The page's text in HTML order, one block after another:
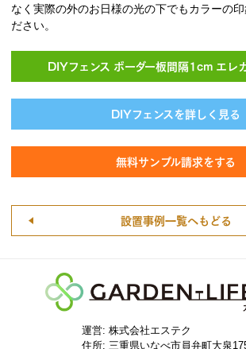
なく実際の外のお日様の光の下でもカラーの
ださい。
DIYフェンス ボーダー板間隔1cm エレ
DIYフェンスを詳しく見る
無料サンプル請求をする
設置事例一覧へもどる
運営: 株式会社エステク
住所: 三重県いなべ市員弁町大泉